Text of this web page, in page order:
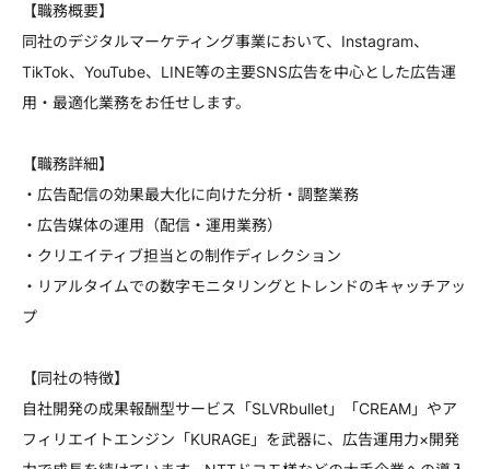
【職務概要】
同社のデジタルマーケティング事業において、Instagram、
TikTok、YouTube、LINE等の主要SNS広告を中心とした広告運
用・最適化業務をお任せします。
【職務詳細】
・広告配信の効果最大化に向けた分析・調整業務
・広告媒体の運用（配信・運用業務）
・クリエイティブ担当との制作ディレクション
・リアルタイムでの数字モニタリングとトレンドのキャッチアッ
プ
【同社の特徴】
自社開発の成果報酬型サービス「SLVRbullet」「CREAM」やア
フィリエイトエンジン「KURAGE」を武器に、広告運用力×開発